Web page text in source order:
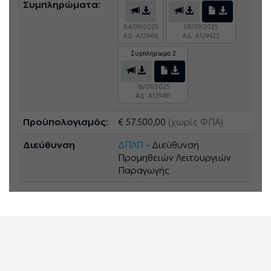
Συμπληρώματα:
04/09/2025
ΑΔ: A129416
08/09/2025
ΑΔ: A129425
Συμπλήρωμα 2
16/09/2025
ΑΔ: A129481
Προϋπολογισμός: € 57.500,00 (χωρίς ΦΠΑ)
Διεύθυνση ΔΠΛΠ - Διεύθυνση
Προμηθειών Λειτουργιών
Παραγωγής